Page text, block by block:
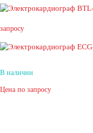
запросу
В наличии
Цена по запросу